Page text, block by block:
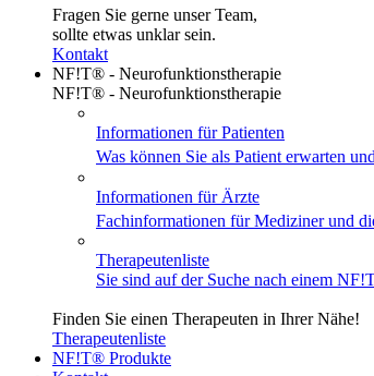
Fragen Sie gerne unser Team,
sollte etwas unklar sein.
Kontakt
NF!T® - Neurofunktionstherapie
NF!T® - Neurofunktionstherapie
Informationen für Patienten
Was können Sie als Patient erwarten
Informationen für Ärzte
Fachinformationen für Mediziner und
Therapeutenliste
Sie sind auf der Suche nach einem
Finden Sie einen Therapeuten in Ihrer Nähe!
Therapeutenliste
NF!T® Produkte